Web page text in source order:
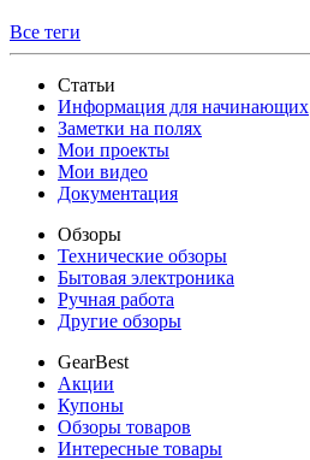
Все теги
Статьи
Информация для начинающих
Заметки на полях
Мои проекты
Мои видео
Документация
Обзоры
Технические обзоры
Бытовая электроника
Ручная работа
Другие обзоры
GearBest
Акции
Купоны
Обзоры товаров
Интересные товары